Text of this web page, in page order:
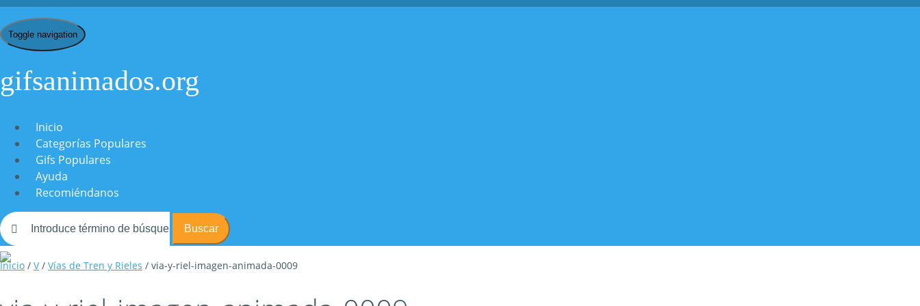
Toggle navigation
gifsanimados.org
Inicio
Categorías Populares
Gifs Populares
Ayuda
Recomiéndanos
Buscar
Inicio / V/ Vías de Tren y Rieles / via-y-riel-imagen-animada-0009